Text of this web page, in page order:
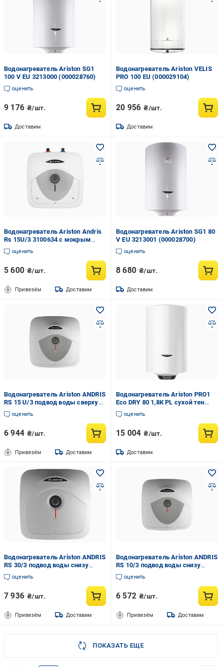
Водонагреватель Ariston SG1
100 V EU 3213000 (000028760)
оценить
9 176 ₴/шт.
Доставим
Водонагреватель Ariston VELIS
PRO 100 EU (000029104)
оценить
20 956 ₴/шт.
Доставим
Водонагреватель Ariston Andris
Rs 15U/3 3100634 с мокрым
ТЭНом
оценить
5 600 ₴/шт.
Привезём Доставим
Водонагреватель Ariston SG1 80
V EU 3213001 (000028700)
оценить
8 680 ₴/шт.
Доставим
Водонагреватель Ariston ANDRIS
RS 15 U/3 подвод воды сверху
(000010801)
оценить
6 944 ₴/шт.
Привезём Доставим
Водонагреватель Ariston PRO1
Eco DRY 80 1,8К PL сухой тен
(000017202)
оценить
15 004 ₴/шт.
Доставим
Водонагреватель Ariston ANDRIS
RS 30/3 подвод воды снизу
(000010621)
оценить
7 936 ₴/шт.
Привезём Доставим
Водонагреватель Ariston ANDRIS
RS 10/3 подвод воды снизу
(000011265)
оценить
6 572 ₴/шт.
Привезём Доставим
ПОКАЗАТЬ ЕЩЕ